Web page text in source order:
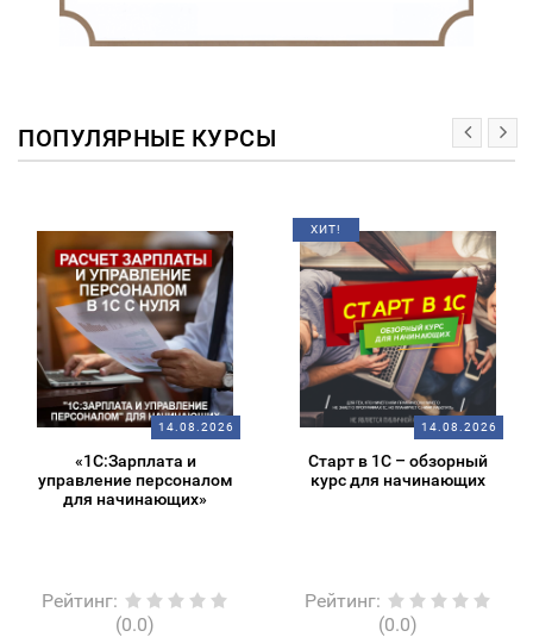
ПОПУЛЯРНЫЕ КУРСЫ
14.08.2026
«1С:Зарплата и
управление персоналом
для начинающих»
Рейтинг:
(0.0)
ХИТ!
14.08.2026
Старт в 1С – обзорный
курс для начинающих
Рейтинг:
(0.0)